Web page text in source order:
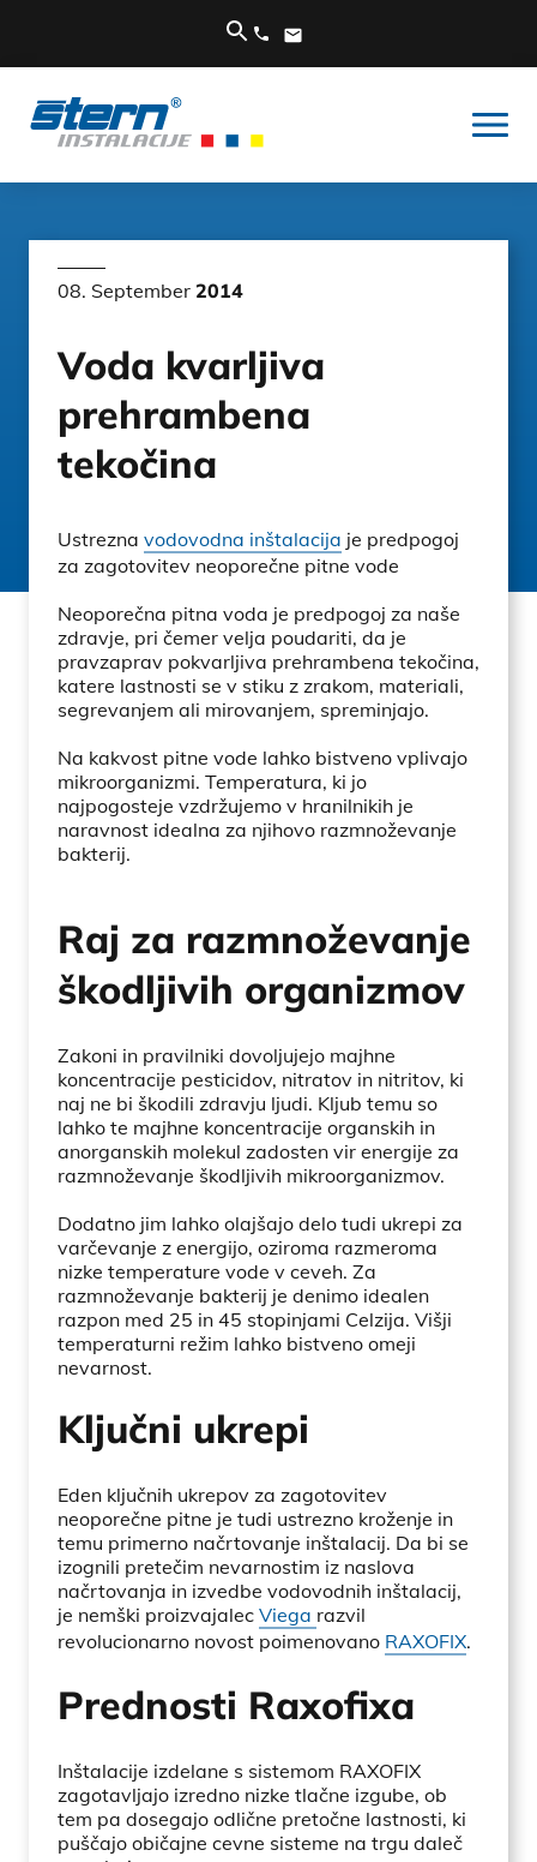
08. September 2014
Voda kvarljiva
prehrambena
tekočina
Ustrezna vodovodna inštalacija je predpogoj
za zagotovitev neoporečne pitne vode
Neoporečna pitna voda je predpogoj za naše
zdravje, pri čemer velja poudariti, da je
pravzaprav pokvarljiva prehrambena tekočina,
katere lastnosti se v stiku z zrakom, materiali,
segrevanjem ali mirovanjem, spreminjajo.
Na kakvost pitne vode lahko bistveno vplivajo
mikroorganizmi. Temperatura, ki jo
najpogosteje vzdržujemo v hranilnikih je
naravnost idealna za njihovo razmnoževanje
bakterij.
Raj za razmnoževanje
škodljivih organizmov
Zakoni in pravilniki dovoljujejo majhne
koncentracije pesticidov, nitratov in nitritov, ki
naj ne bi škodili zdravju ljudi. Kljub temu so
lahko te majhne koncentracije organskih in
anorganskih molekul zadosten vir energije za
razmnoževanje škodljivih mikroorganizmov.
Dodatno jim lahko olajšajo delo tudi ukrepi za
varčevanje z energijo, oziroma razmeroma
nizke temperature vode v ceveh. Za
razmnoževanje bakterij je denimo idealen
razpon med 25 in 45 stopinjami Celzija. Višji
temperaturni režim lahko bistveno omeji
nevarnost.
Ključni ukrepi
Eden ključnih ukrepov za zagotovitev
neoporečne pitne je tudi ustrezno kroženje in
temu primerno načrtovanje inštalacij. Da bi se
izognili pretečim nevarnostim iz naslova
načrtovanja in izvedbe vodovodnih inštalacij,
je nemški proizvajalec Viega razvil
revolucionarno novost poimenovano RAXOFIX.
Prednosti Raxofixa
Inštalacije izdelane s sistemom RAXOFIX
zagotavljajo izredno nizke tlačne izgube, ob
tem pa dosegajo odlične pretočne lastnosti, ki
puščajo običajne cevne sisteme na trgu daleč